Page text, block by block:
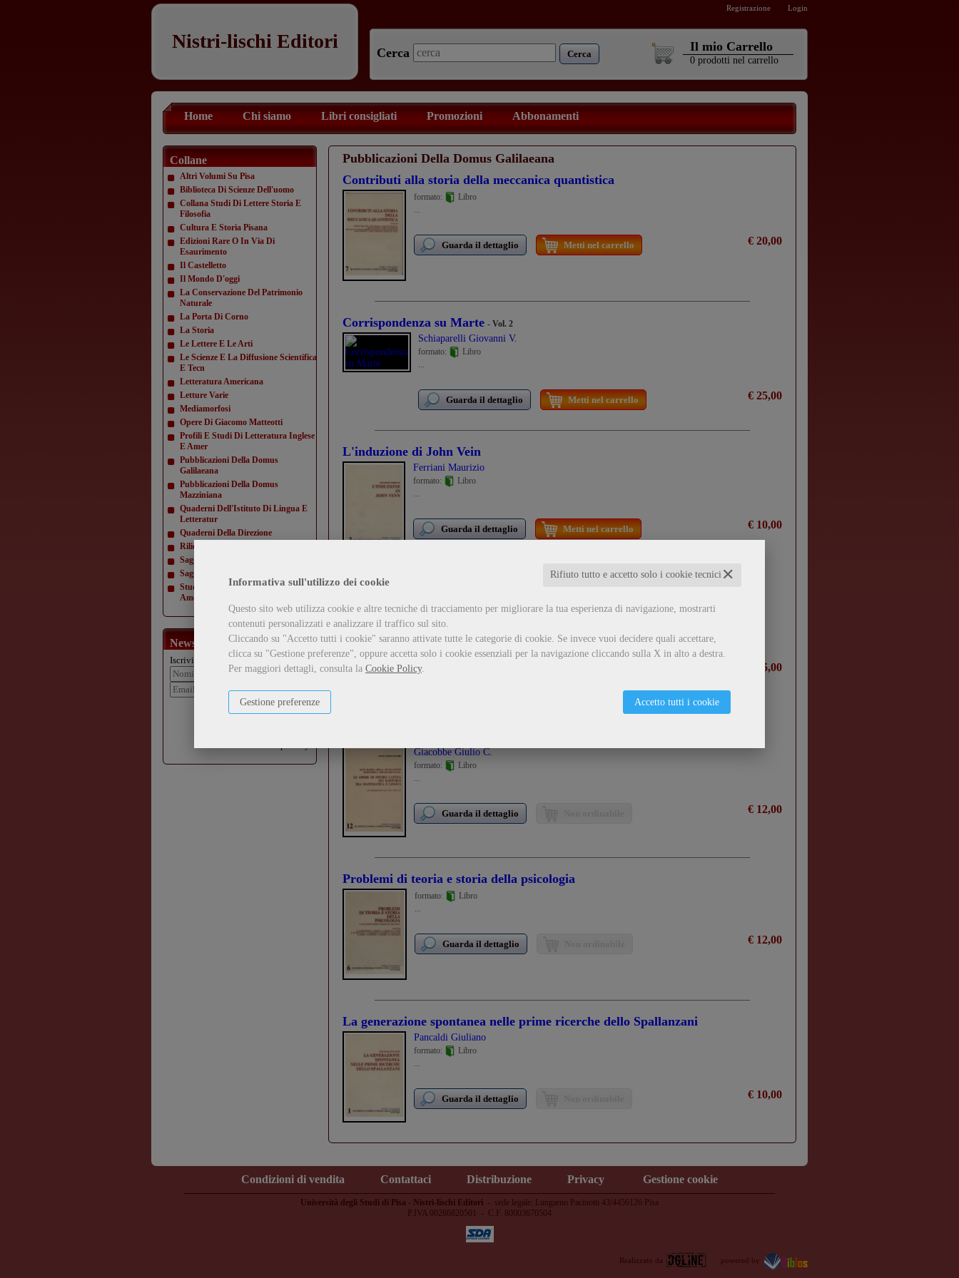
Informativa sull'utilizzo dei cookie ✕
Rifiuto tutto e accetto solo i cookie tecnici
Questo sito web utilizza cookie e altre tecniche di tracciamento per migliorare la tua esperienza di navigazione, mostrarti
contenuti personalizzati e analizzare il traffico sul sito.
Cliccando su "Accetto tutti i cookie" saranno attivate tutte le categorie di cookie. Se invece vuoi decidere quali accettare,
clicca su "Gestione preferenze", oppure accetta solo i cookie essenziali per la navigazione cliccando sulla X in alto a destra.
Per maggiori dettagli, consulta la Cookie Policy.
Accetto tutti i cookie
Gestione preferenze
Registrazione Login
Nistri-lischi Editori
Cerca Cerca
Il mio Carrello
0 prodotti nel carrello
Home Chi siamo Libri consigliati Promozioni Abbonamenti
Collane
Altri Volumi Su Pisa
Biblioteca Di Scienze Dell'uomo
Collana Studi Di Lettere Storia E
Filosofia
Cultura E Storia Pisana
Edizioni Rare O In Via Di
Esaurimento
Il Castelletto
Il Mondo D'oggi
La Conservazione Del Patrimonio
Naturale
La Porta Di Corno
La Storia
Le Lettere E Le Arti
Le Scienze E La Diffusione Scientifica
E Tecn
Letteratura Americana
Letture Varie
Mediamorfosi
Opere Di Giacomo Matteotti
Profili E Studi Di Letteratura Inglese
E Amer
Pubblicazioni Della Domus
Galilaeana
Pubblicazioni Della Domus
Mazziniana
Quaderni Dell'Istituto Di Lingua E
Letteratur
Quaderni Della Direzione
Rilievi Di Monumenti
Saggi Di Varia Umanità
Saggi Di Varia Umanità- Nuova Serie
Studi E Testi Di Storia Costituzionale
Americ
Newsletter
Iscriviti alla nostra newsletter:
Iscriviti
Pubblicazioni Della Domus Galilaeana
Contributi alla storia della meccanica quantistica
formato:
Libro
...
€ 20,00
Guarda il dettaglio Metti nel carrello
Corrispondenza su Marte - Vol. 2
Schiaparelli Giovanni V.
formato:
Libro
...
€ 25,00
Guarda il dettaglio Metti nel carrello
L'induzione di John Vein
Ferriani Maurizio
formato:
Libro
...
€ 10,00
Guarda il dettaglio Metti nel carrello
Schiaparelli Giovanni V.
formato:
...
€ 25,00
Giacobbe Giulio C.
formato:
Libro
...
€ 12,00
Guarda il dettaglio
Problemi di teoria e storia della psicologia
formato:
Libro
...
€ 12,00
Guarda il dettaglio
La generazione spontanea nelle prime ricerche dello Spallanzani
Pancaldi Giuliano
formato:
Libro
...
€ 10,00
Guarda il dettaglio
Condizioni di vendita Contattaci Distribuzione Privacy Gestione cookie
Università degli Studi di Pisa - Nistri-lischi Editori - sede legale: Lungarno Pacinotti 43/4456126 Pisa
P.IVA 00286820501 - C.F. 80003670504
Realizzato da powered by